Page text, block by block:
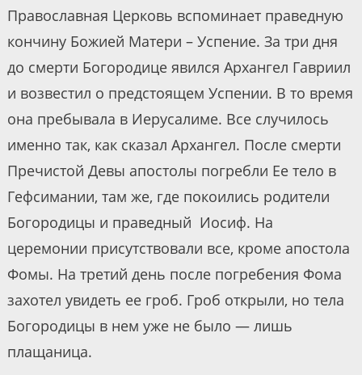
Православная Церковь вспоминает праведную
кончину Божией Матери – Успение. За три дня
до смерти Богородице явился Архангел Гавриил
и возвестил о предстоящем Успении. В то время
она пребывала в Иерусалиме. Все случилось
именно так, как сказал Архангел. После смерти
Пречистой Девы апостолы погребли Ее тело в
Гефсимании, там же, где покоились родители
Богородицы и праведный Иосиф. На
церемонии присутствовали все, кроме апостола
Фомы. На третий день после погребения Фома
захотел увидеть ее гроб. Гроб открыли, но тела
Богородицы в нем уже не было — лишь
плащаница.